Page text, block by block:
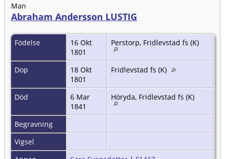
Man
Abraham Andersson LUSTIG
Födelse
16 Okt
1801
Perstorp, Fridlevstad fs (K)
Dop
18 Okt
1801
Fridlevstad fs (K)
Död
6 Mar
1841
Höryda, Fridlevstad fs (K)
Begravning
Vigsel